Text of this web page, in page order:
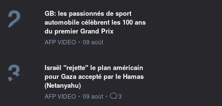
2
GB: les passionnés de sport
automobile célèbrent les 100 ans
du premier Grand Prix
information fournie par
AFP VIDEO • 09 août
3
Israël "rejette" le plan américain
pour Gaza accepté par le Hamas
(Netanyahu)
information fournie par
AFP VIDEO • 09 août • 3